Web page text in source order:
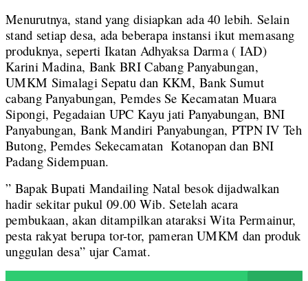
Menurutnya, stand yang disiapkan ada 40 lebih. Selain
stand setiap desa, ada beberapa instansi ikut memasang
produknya, seperti Ikatan Adhyaksa Darma ( IAD)
Karini Madina, Bank BRI Cabang Panyabungan,
UMKM Simalagi Sepatu dan KKM, Bank Sumut
cabang Panyabungan, Pemdes Se Kecamatan Muara
Sipongi, Pegadaian UPC Kayu jati Panyabungan, BNI
Panyabungan, Bank Mandiri Panyabungan, PTPN IV Teh
Butong, Pemdes Sekecamatan Kotanopan dan BNI
Padang Sidempuan.
” Bapak Bupati Mandailing Natal besok dijadwalkan
hadir sekitar pukul 09.00 Wib. Setelah acara
pembukaan, akan ditampilkan ataraksi Wita Permainur,
pesta rakyat berupa tor-tor, pameran UMKM dan produk
unggulan desa” ujar Camat.